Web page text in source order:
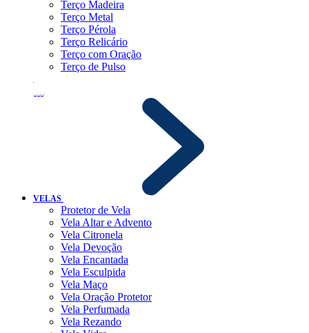
Terço Madeira
Terço Metal
Terço Pérola
Terço Relicário
Terço com Oração
Terço de Pulso
VELAS
Protetor de Vela
Vela Altar e Advento
Vela Citronela
Vela Devoção
Vela Encantada
Vela Esculpida
Vela Maço
Vela Oração Protetor
Vela Perfumada
Vela Rezando